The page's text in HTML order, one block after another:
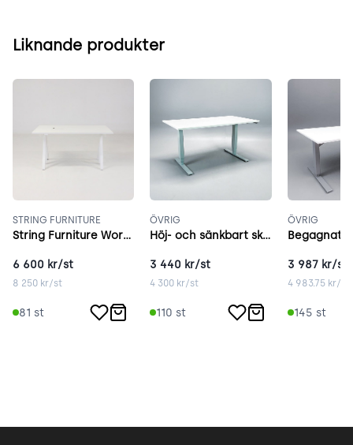
Liknande produkter
STRING FURNITURE
String Furniture Works vit
6 600 kr/st
8 250 kr/st
81 st
ÖVRIG
Höj- och sänkbart skrivbord vit
3 440 kr/st
4 300 kr/st
110 st
ÖVRIG
3 987kr/st
4 983.75kr/st
145 st